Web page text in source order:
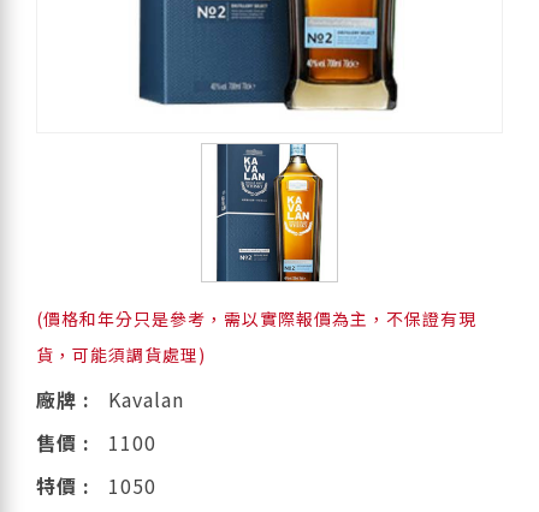
(價格和年分只是參考，需以實際報價為主，不保證有現
貨，可能須調貨處理)
廠牌 :
Kavalan
售價 :
1100
特價 :
1050